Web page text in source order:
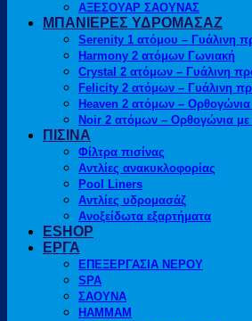
ΑΞΕΣΟΥΑΡ ΣΑΟΥΝΑΣ
ΜΠΑΝΙΕΡΕΣ ΥΔΡΟΜΑΣΑΖ
Serenity 1 ατόμου – Γυάλινη
Harmony 2 ατόμων Γωνιακή
Crystal 2 ατόμων – Γυάλινη
Felicity 2 ατόμων – Γυάλινη
Heaven 2 ατόμων –
Noir 2 ατόμων – Ορθογώνια με
ΠΙΣΙΝΑ
Φίλτρα πισίνας
Αντλίες ανακυκλοφορίας
Pool Liners
Αντλίες υδρομασάζ
Ανοξείδωτα εξαρτήματα
ESHOP
ΕΡΓΑ
ΕΠΕΞΕΡΓΑΣΙΑ ΝΕΡΟΥ
SPA
ΣΑΟΥΝΑ
HAMMAM